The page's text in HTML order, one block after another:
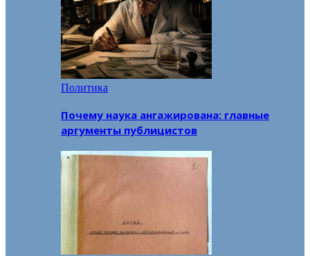
Политика
Почему наука ангажирована: главные
аргументы публицистов